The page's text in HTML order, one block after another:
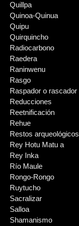
Quillpa
Quinoa-Quinua
Quipu
Quirquincho
Radiocarbono
Raedera
Raninwenu
Rasgo
Raspador o rascador
Reducciones
Reetnificación
Rehue
Restos arqueológicos
Rey Hotu Matu a
Rey Inka
Río Maule
Rongo-Rongo
Ruytucho
Sacralizar
Salloa
Shamanismo